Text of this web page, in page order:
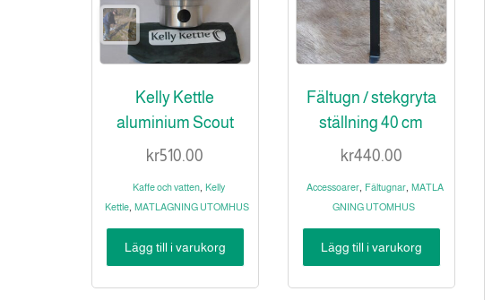
Kelly Kettle
aluminium Scout
kr510.00
Kaffe och vatten, Kelly
Kettle MATLAGNING UTOMHUS
Lägg till i varukorg
Fältugn / stekgryta
ställning 40 cm
kr440.00
Accessoarer, Fältugnar, MATLA
GNING UTOMHUS
Lägg till i varukorg